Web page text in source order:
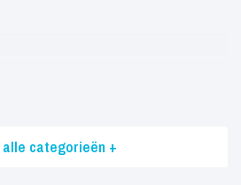
alle categorieën +